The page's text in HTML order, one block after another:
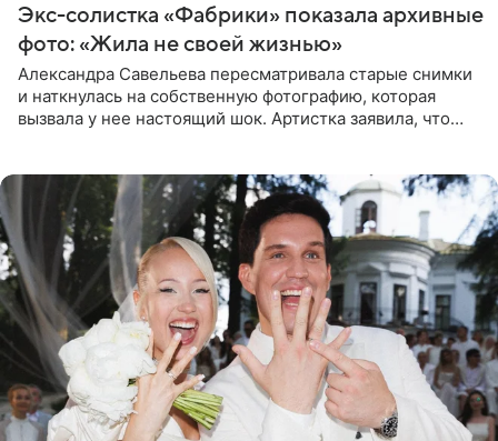
Экс-солистка «Фабрики» показала архивные
фото: «Жила не своей жизнью»
Александра Савельева пересматривала старые снимки
и наткнулась на собственную фотографию, которая
вызвала у нее настоящий шок. Артистка заявила, что